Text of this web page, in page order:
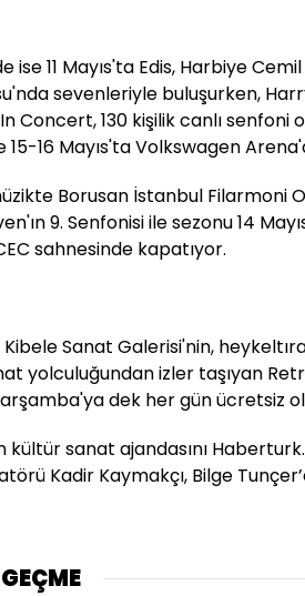
ise 11 Mayıs'ta Edis, Harbiye
sevenleriyle buluşurken,
Concert, 130 kişilik canlı senfoni
15-16 Mayıs'ta Volkswagen
Borusan İstanbul Filarmoni
9. Senfonisi ile sezonu 14
sahnesinde kapatıyor.
Kibele Sanat Galerisi'nin,
yolculuğundan izler taşıyan
dek her gün ücretsiz
kültür sanat ajandasını
Kadir Kaymakçı, Bilge